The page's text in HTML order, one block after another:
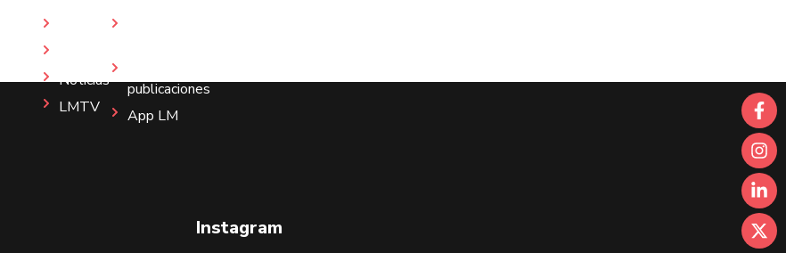
Noticias
LMTV
publicaciones
App LM
Instagram